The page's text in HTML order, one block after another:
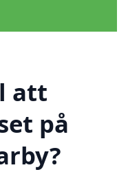
att
på